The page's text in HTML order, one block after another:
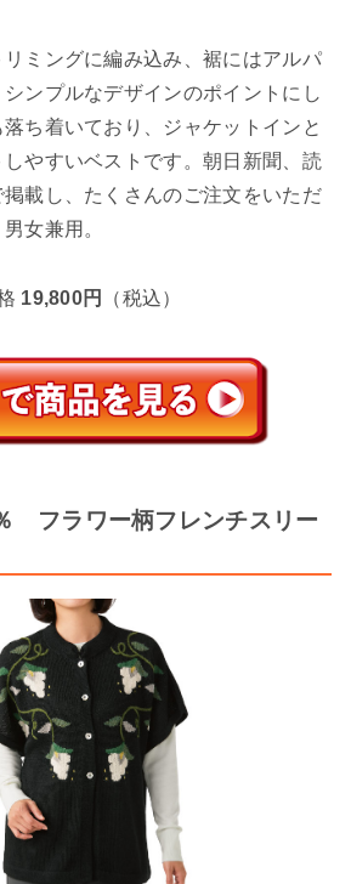
ミングに編み込み、裾にはアルパ
ンプルなデザインのポイントにし
ち着いており、ジャケットインと
やすいベストです。朝日新聞、読
載し、たくさんのご注文をいただ
女兼用。
19,800円 （税込）
フラワー柄フレンチスリー